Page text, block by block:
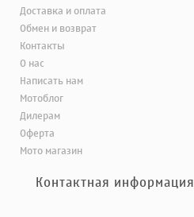
Доставка и оплата
Обмен и возврат
Контакты
О нас
Написать нам
Мотоблог
Дилерам
Оферта
Мото магазин
Контактная информация